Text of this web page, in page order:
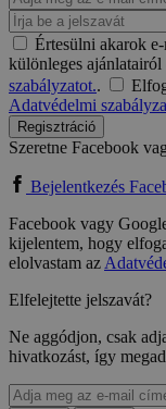
Értesülni akarok
különleges
szabályzatot..
Adatvédelmi
Regisztráció
Szeretne Facebook
Bejelentkezés
Facebook vagy
kijelentem, hogy
elolvastam az
Elfelejtette jelszavát?
Ne aggódjon, csak
hivatkozást, így